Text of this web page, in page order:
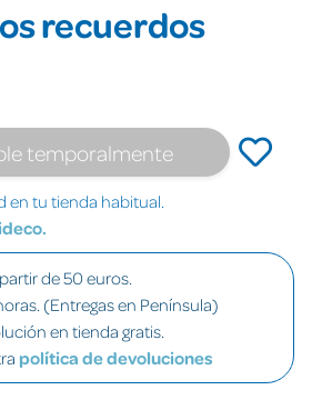
recuerdos
temporalmente
en tu tienda habitual.
de 50 euros.
(Entregas en Península)
en tienda gratis.
política de devoluciones